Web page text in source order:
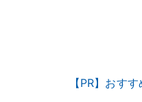
【PR】おす